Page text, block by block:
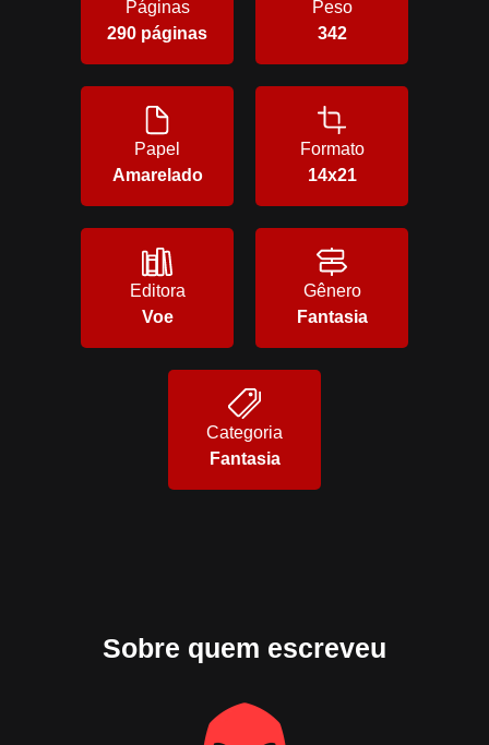
Páginas
290 páginas
Peso
342
Papel
Amarelado
Formato
14x21
Editora
Voe
Gênero
Fantasia
Categoria
Fantasia
Sobre quem escreveu